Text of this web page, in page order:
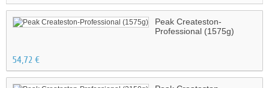
Peak Createston-
Professional (1575g)
54,72 €